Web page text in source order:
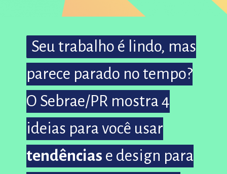
Seu trabalho é lindo, mas
parece parado no tempo?
O Sebrae/PR mostra 4
ideias para você usar
tendências e design para
Seu trabalho é lindo, mas
parece parado no tempo?
O Sebrae/PR mostra 4
ideias para você usar
tendências e design para